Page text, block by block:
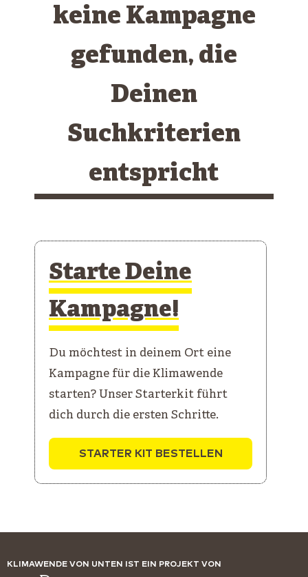
keine Kampagne
gefunden, die
Deinen
Suchkriterien
entspricht
Starte Deine
Kampagne!
Du möchtest in deinem Ort eine
Kampagne für die Klimawende
starten? Unser Starterkit führt
dich durch die ersten Schritte.
STARTER KIT BESTELLEN
KLIMAWENDE VON UNTEN IST EIN PROJEKT VON